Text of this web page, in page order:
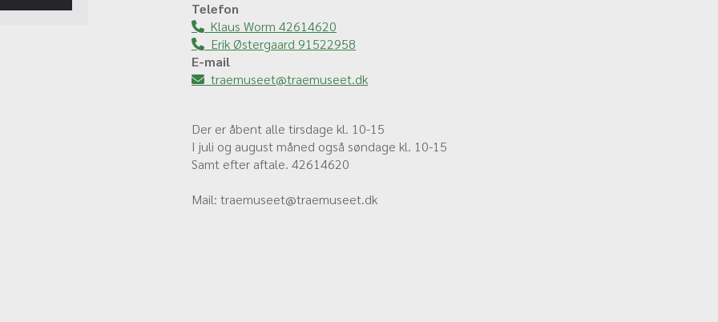
Telefon
 Klaus Worm 42614620
 Erik Østergaard 91522958
E-mail
 traemuseet@traemuseet.dk
Der er åbent alle tirsdage kl. 10-15
I juli og august måned også søndage kl. 10-15
Samt efter aftale. 42614620
Mail: traemuseet@traemuseet.dk